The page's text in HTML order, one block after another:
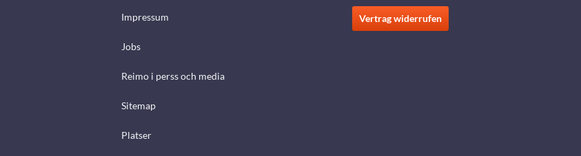
Impressum
Jobs
Reimo i perss och media
Sitemap
Platser
Vertrag widerrufen